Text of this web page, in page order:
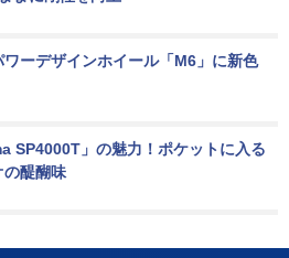
ワーデザインホイール「M6」に新色
SP4000T」の魅力！ポケットに入る
の醍醐味